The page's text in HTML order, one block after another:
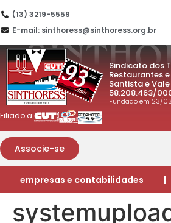
(13) 3219-5559
E-mail: sinthoress@sinthoress.org.br
Sindicato dos
Restaurantes
Santista e
58.208.463/
Fundado em 23/
Filiado a:
Associe-se
empresas e contabilidades |